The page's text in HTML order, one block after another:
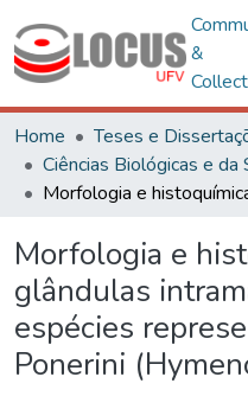
&
Home
Teses e
Morfologia e
glândulas
espécies
Ponerini